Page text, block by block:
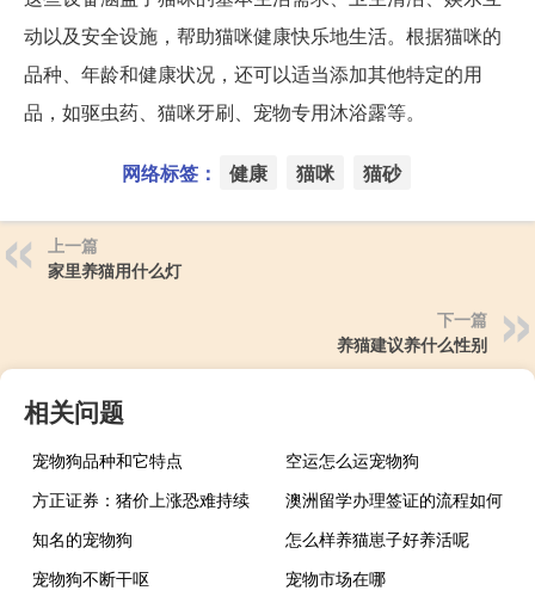
动以及安全设施，帮助猫咪健康快乐地生活。根据猫咪的
品种、年龄和健康状况，还可以适当添加其他特定的用
品，如驱虫药、猫咪牙刷、宠物专用沐浴露等。
网络标签： 健康 猫咪 猫砂
上一篇
家里养猫用什么灯
下一篇
养猫建议养什么性别
相关问题
宠物狗品种和它特点
空运怎么运宠物狗
方正证券：猪价上涨恐难持续
澳洲留学办理签证的流程如何
知名的宠物狗
怎么样养猫崽子好养活呢
宠物狗不断干呕
宠物市场在哪